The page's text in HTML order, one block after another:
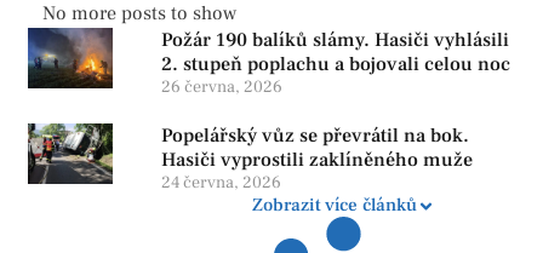
No more posts to show
Požár 190 balíků slámy. Hasiči vyhlásili
2. stupeň poplachu a bojovali celou noc
26 června, 2026
Popelářský vůz se převrátil na bok.
Hasiči vyprostili zaklíněného muže
24 června, 2026
Zobrazit více článků